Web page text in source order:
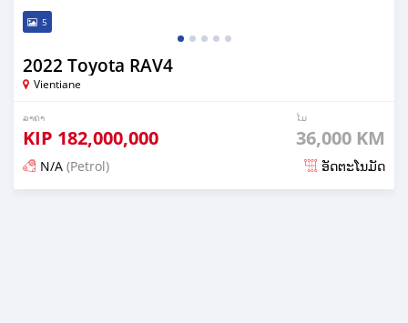
5
2022 Toyota RAV4
Vientiane
ລາຄາ
KIP 182,000,000
ໄມ
36,000 KM
N/A (Petrol) ອັດຕະໂນມັດ